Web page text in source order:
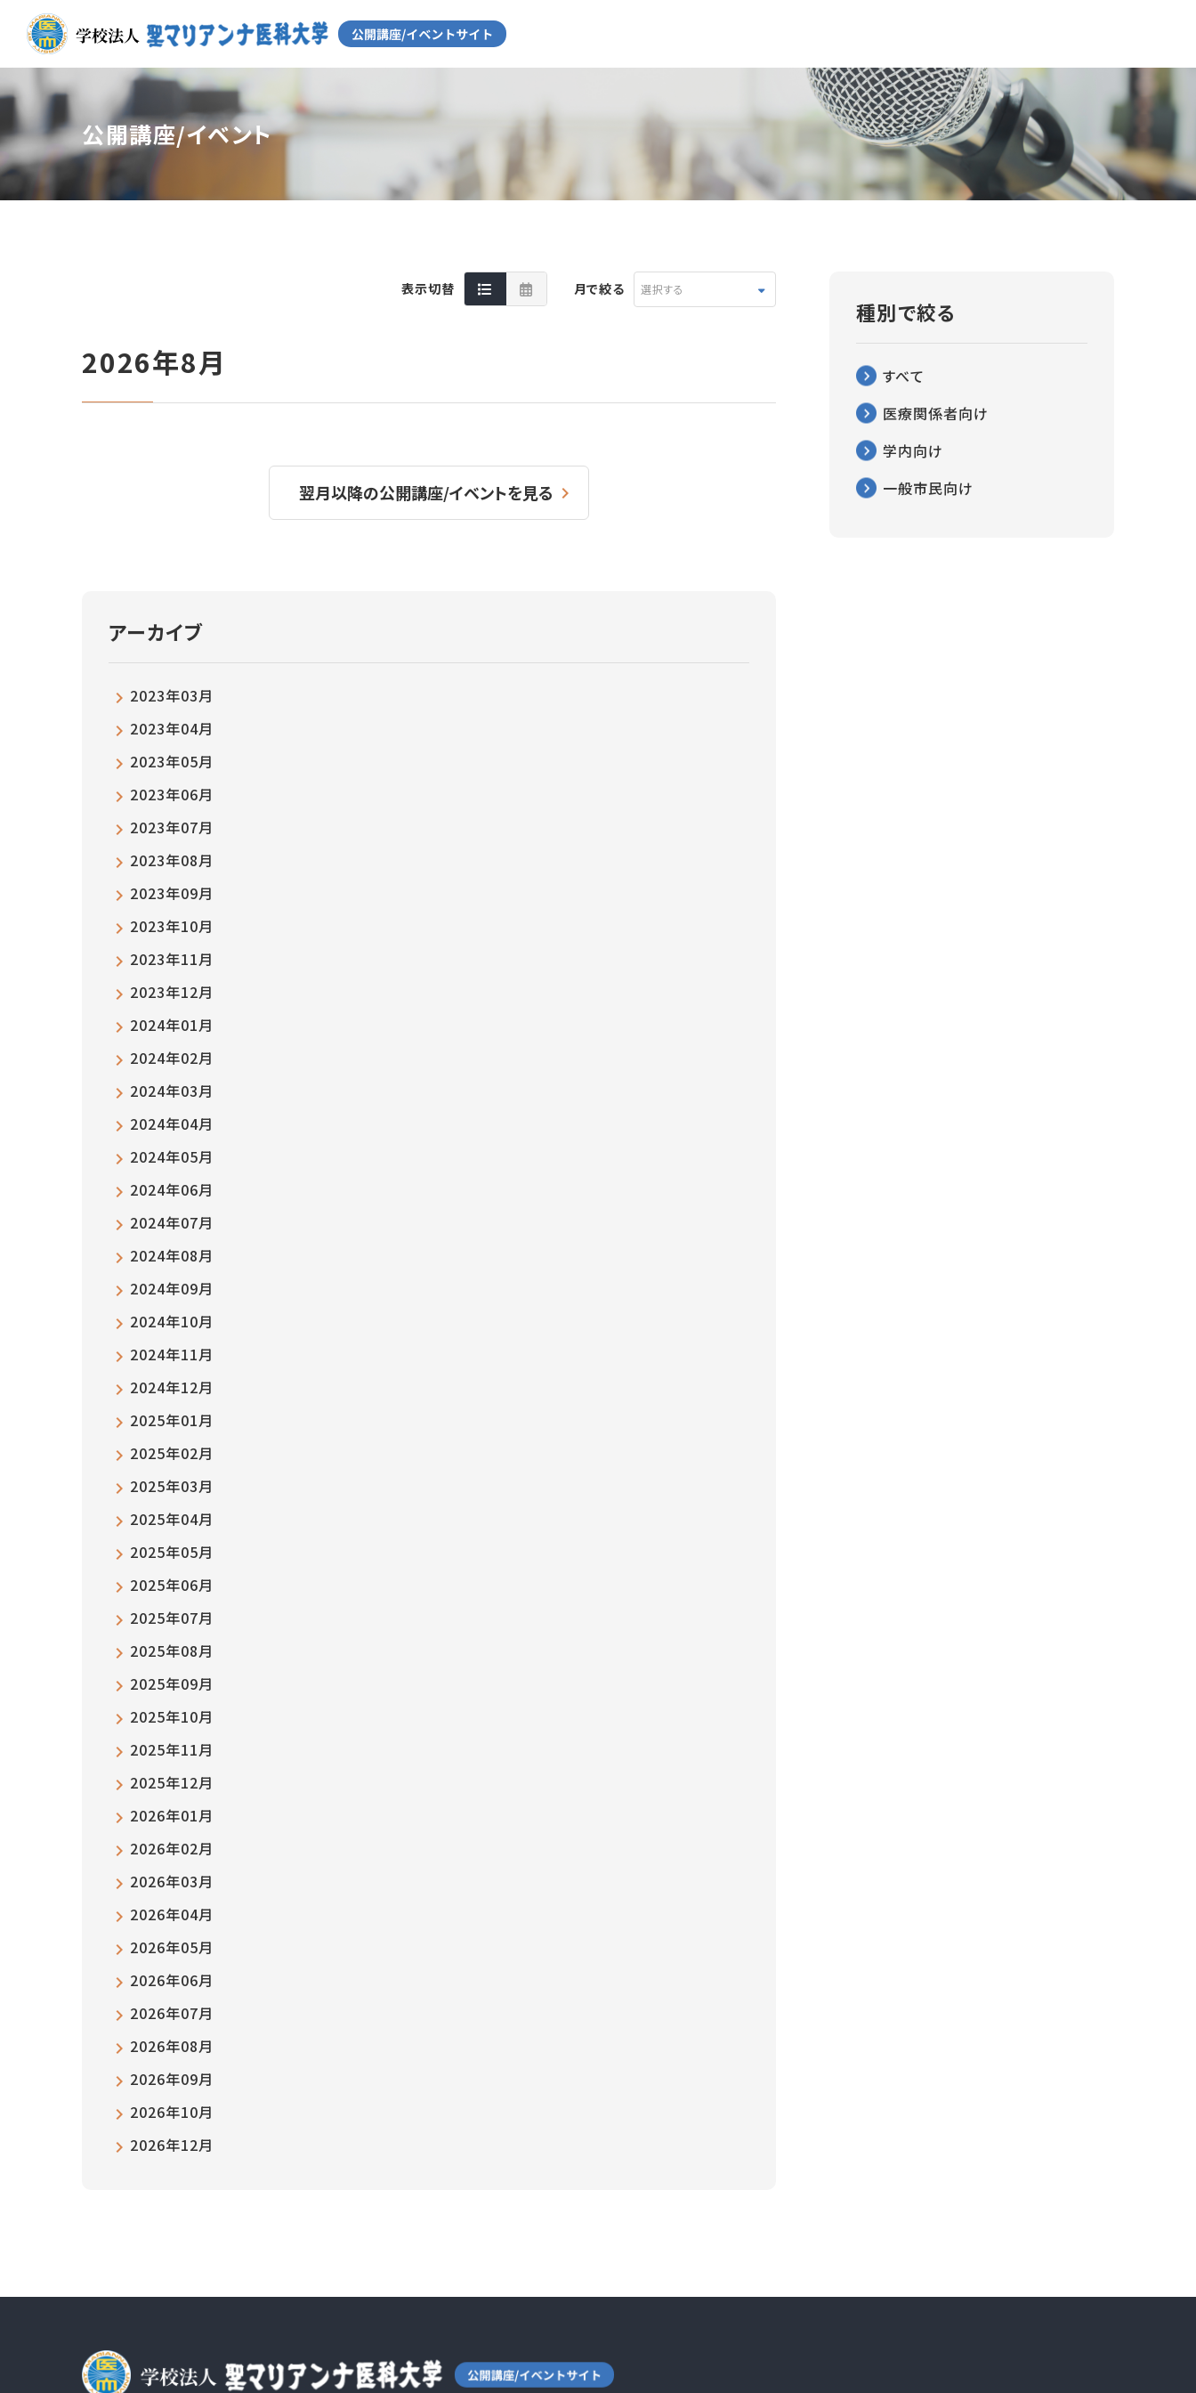
公開講座/イベント
表示切替 月で絞る 選択する
2026年8月
翌月以降の公開講座/イベントを見る
アーカイブ
2023年03月
2023年04月
2023年05月
2023年06月
2023年07月
2023年08月
2023年09月
2023年10月
2023年11月
2023年12月
2024年01月
2024年02月
2024年03月
2024年04月
2024年05月
2024年06月
2024年07月
2024年08月
2024年09月
2024年10月
2024年11月
2024年12月
2025年01月
2025年02月
2025年03月
2025年04月
2025年05月
2025年06月
2025年07月
2025年08月
2025年09月
2025年10月
2025年11月
2025年12月
2026年01月
2026年02月
2026年03月
2026年04月
2026年05月
2026年06月
2026年07月
2026年08月
2026年09月
2026年10月
2026年12月
種別で絞る
すべて
医療関係者向け
学内向け
一般市民向け